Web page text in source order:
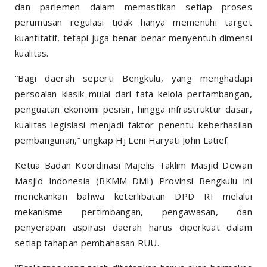
dan parlemen dalam memastikan setiap proses
perumusan regulasi tidak hanya memenuhi target
kuantitatif, tetapi juga benar-benar menyentuh dimensi
kualitas.
“Bagi daerah seperti Bengkulu, yang menghadapi
persoalan klasik mulai dari tata kelola pertambangan,
penguatan ekonomi pesisir, hingga infrastruktur dasar,
kualitas legislasi menjadi faktor penentu keberhasilan
pembangunan,” ungkap Hj Leni Haryati John Latief.
Ketua Badan Koordinasi Majelis Taklim Masjid Dewan
Masjid Indonesia (BKMM–DMI) Provinsi Bengkulu ini
menekankan bahwa keterlibatan DPD RI melalui
mekanisme pertimbangan, pengawasan, dan
penyerapan aspirasi daerah harus diperkuat dalam
setiap tahapan pembahasan RUU.